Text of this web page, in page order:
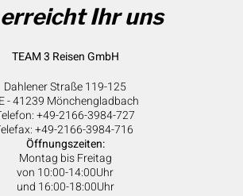
Ihr uns
TEAM 3 Reisen GmbH
Dahlener Straße 119-125
- 41239 Mönchengladbach
+49-2166-3984-727
+49-2166-3984-716
Öffnungszeiten:
Montag bis Freitag
von 10:00-14:00Uhr
und 16:00-18:00Uhr